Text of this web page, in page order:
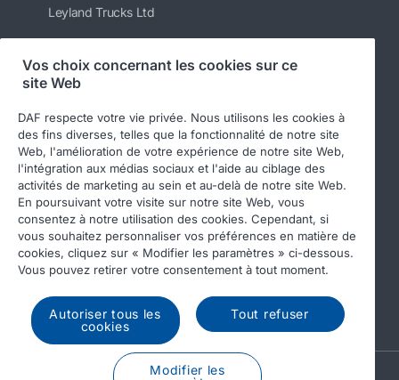
Leyland Trucks Ltd
Suivez-nous
© 2026 DAF Legal notice
Privacy statement
General conditions
DAF and cookies
Income Tax Report
Vos choix concernant les cookies sur ce
site Web
DAF respecte votre vie privée. Nous utilisons les cookies à
des fins diverses, telles que la fonctionnalité de notre site
Web, l'amélioration de votre expérience de notre site Web,
l'intégration aux médias sociaux et l'aide au ciblage des
activités de marketing au sein et au-delà de notre site Web.
En poursuivant votre visite sur notre site Web, vous
consentez à notre utilisation des cookies. Cependant, si
vous souhaitez personnaliser vos préférences en matière de
cookies, cliquez sur « Modifier les paramètres » ci-dessous.
Vous pouvez retirer votre consentement à tout moment.
Autoriser tous les
cookies
Tout refuser
Modifier les